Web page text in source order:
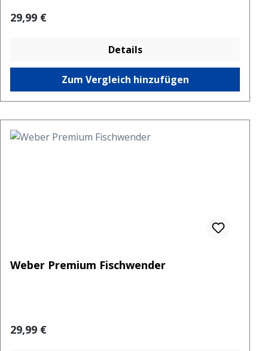
Regulärer Preis:
29,99 €
Details
Zum Vergleich hinzufügen
Weber Premium Fischwender
Regulärer Preis:
29,99 €